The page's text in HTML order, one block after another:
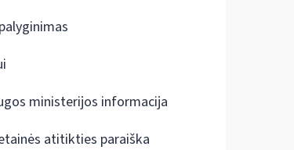
ministerijos informacija
atitikties paraiška